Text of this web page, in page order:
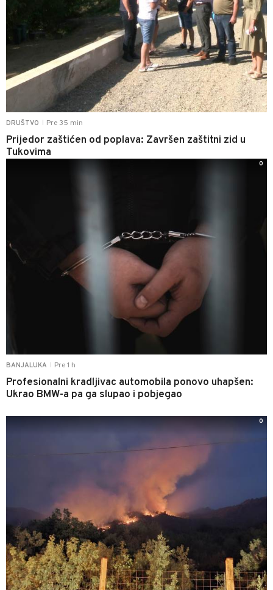
DRUŠTVO Pre 35 min
Prijedor zaštićen od poplava: Završen zaštitni zid u
Tukovima
BANJALUKA Pre 1 h
Profesionalni kradljivac automobila ponovo uhapšen:
Ukrao BMW-a pa ga slupao i pobjegao
0
0